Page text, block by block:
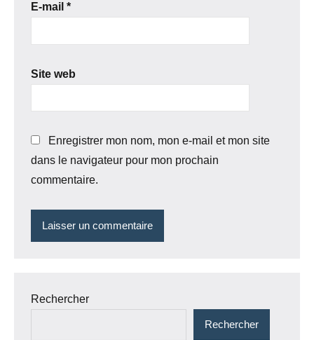
E-mail *
Site web
Enregistrer mon nom, mon e-mail et mon site
dans le navigateur pour mon prochain
commentaire.
Rechercher
Rechercher